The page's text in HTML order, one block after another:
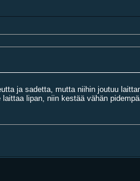
ja sadetta, mutta niihin joutuu
lipan, niin kestää vähän